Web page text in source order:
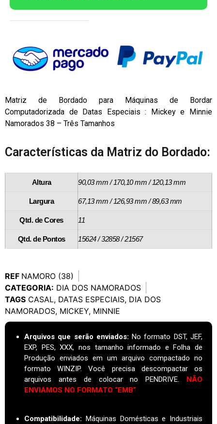
Matriz de Bordado para Máquinas de Bordar
Computadorizada de Datas Especiais : Mickey e Minnie
Namorados 38 – Três Tamanhos
Características da Matriz do Bordado:
Altura 90,03 mm / 170,10 mm / 120,13 mm
Largura 67,13 mm / 126,93 mm / 89,63 mm
Qtd. de Cores 11
Qtd. de Pontos 15624 / 32858 / 21567
REF NAMORO (38)
CATEGORIA: DIA DOS NAMORADOS
TAGS CASAL, DATAS ESPECIAIS, DIA DOS
NAMORADOS, MICKEY, MINNIE
Arquivos que serão enviados: No formato DST, JEF,
EXP, PES, XXX, nos tamanho informado e Folha de
Produção enviados em um arquivo compactado no
formato WINZIP. Você precisa descompactar os
arquivos antes de colocar no PENDRIVE.
NÃO
ENVIAMOS NO FORMATO “EMB”
Compatibilidade: Máquinas Domésticas e Industriais